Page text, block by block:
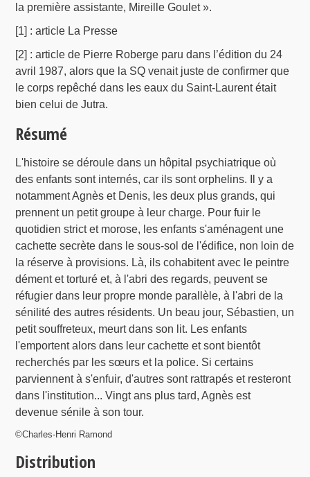
la première assistante, Mireille Goulet ».
[1] : article La Presse
[2] : article de Pierre Roberge paru dans l’édition du 24
avril 1987, alors que la SQ venait juste de confirmer que
le corps repêché dans les eaux du Saint-Laurent était
bien celui de Jutra.
Résumé
L'histoire se déroule dans un hôpital psychiatrique où
des enfants sont internés, car ils sont orphelins. Il y a
notamment Agnès et Denis, les deux plus grands, qui
prennent un petit groupe à leur charge. Pour fuir le
quotidien strict et morose, les enfants s'aménagent une
cachette secrète dans le sous-sol de l'édifice, non loin de
la réserve à provisions. Là, ils cohabitent avec le peintre
dément et torturé et, à l'abri des regards, peuvent se
réfugier dans leur propre monde parallèle, à l'abri de la
sénilité des autres résidents. Un beau jour, Sébastien, un
petit souffreteux, meurt dans son lit. Les enfants
l'emportent alors dans leur cachette et sont bientôt
recherchés par les sœurs et la police. Si certains
parviennent à s'enfuir, d'autres sont rattrapés et resteront
dans l'institution... Vingt ans plus tard, Agnès est
devenue sénile à son tour.
©Charles-Henri Ramond
Distribution